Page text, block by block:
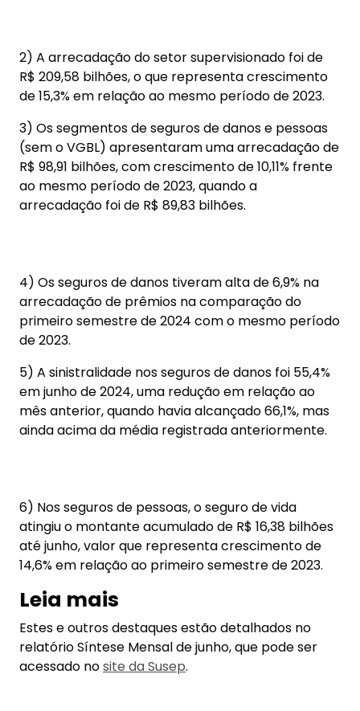
2) A arrecadação do setor supervisionado foi de
R$ 209,58 bilhões, o que representa crescimento
de 15,3% em relação ao mesmo período de 2023.
3) Os segmentos de seguros de danos e pessoas
(sem o VGBL) apresentaram uma arrecadação de
R$ 98,91 bilhões, com crescimento de 10,11% frente
ao mesmo período de 2023, quando a
arrecadação foi de R$ 89,83 bilhões.
4) Os seguros de danos tiveram alta de 6,9% na
arrecadação de prêmios na comparação do
primeiro semestre de 2024 com o mesmo período
de 2023.
5) A sinistralidade nos seguros de danos foi 55,4%
em junho de 2024, uma redução em relação ao
mês anterior, quando havia alcançado 66,1%, mas
ainda acima da média registrada anteriormente.
6) Nos seguros de pessoas, o seguro de vida
atingiu o montante acumulado de R$ 16,38 bilhões
até junho, valor que representa crescimento de
14,6% em relação ao primeiro semestre de 2023.
Leia mais
Estes e outros destaques estão detalhados no
relatório Síntese Mensal de junho, que pode ser
acessado nosite da Susep.